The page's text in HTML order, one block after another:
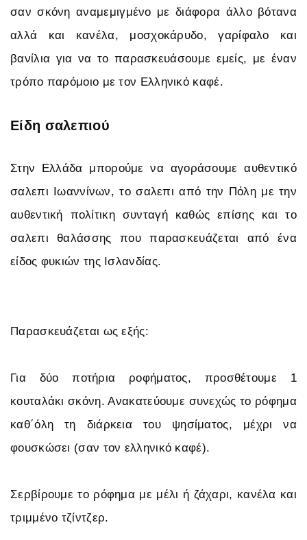
σαν σκόνη αναμεμιγμένο με διάφορα άλλο βότανα
αλλά και κανέλα, μοσχοκάρυδο, γαρίφαλο και
βανίλια για να το παρασκευάσουμε εμείς, με έναν
τρόπο παρόμοιο με τον Ελληνικό καφέ.
Είδη σαλεπιού
Στην Ελλάδα μπορούμε να αγοράσουμε αυθεντικό
σαλεπι Ιωαννίνων, το σαλεπι από την Πόλη με την
αυθεντική πολίτικη συνταγή καθώς επίσης και το
σαλεπι θαλάσσης που παρασκευάζεται από ένα
είδος φυκιών της Ισλανδίας.
Παρασκευάζεται ως εξής:
Για δύο ποτήρια ροφήματος, προσθέτουμε 1
κουταλάκι σκόνη. Ανακατεύουμε συνεχώς το ρόφημα
καθ΄όλη τη διάρκεια του ψησίματος, μέχρι να
φουσκώσει (σαν τον ελληνικό καφέ).
Σερβίρουμε το ρόφημα με μέλι ή ζάχαρι, κανέλα και
τριμμένο τζίντζερ.